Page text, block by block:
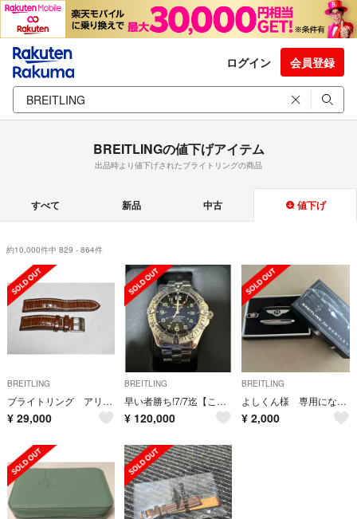
ログイン 会員登録
BREITLINGの値下げアイテム
出品時より値下げされたブライトリングの商品
すべて 新品 中古 値下げ
約10,000件中 829 - 864件
BREITLING
ブライトリング アリゲーター革ストラップ ラグ幅22-20
¥ 29,000
BREITLING
早い者勝ち!7/7迄【このままお渡し特別価格】ブライトリング スーパーオーシャン
¥ 120,000
BREITLING
よしくん様 専用になります
¥ 2,000